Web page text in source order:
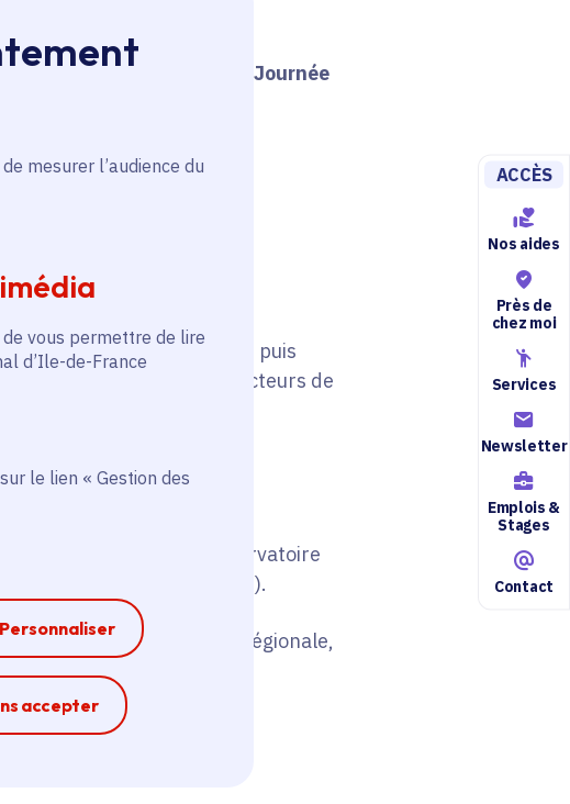
mesurer l’audience du
vous permettre de lire
d’Ile-de-France
le lien « Gestion des
Personnaliser
accepter
modale
ACCÈS
Nos aides
Près de
chez moi
Services
Newsletter
Emplois &
Stages
Contact
Cette campagne sera
(3 mars)
Journée
actions concrètes :
entre mars et juin 2025, puis
pour qu’ils deviennent acteurs de
de bruit) conçus pour
au sein de l’observatoire
le 16 et le 27 juin 2025).
à LABAZ, l’application régionale,